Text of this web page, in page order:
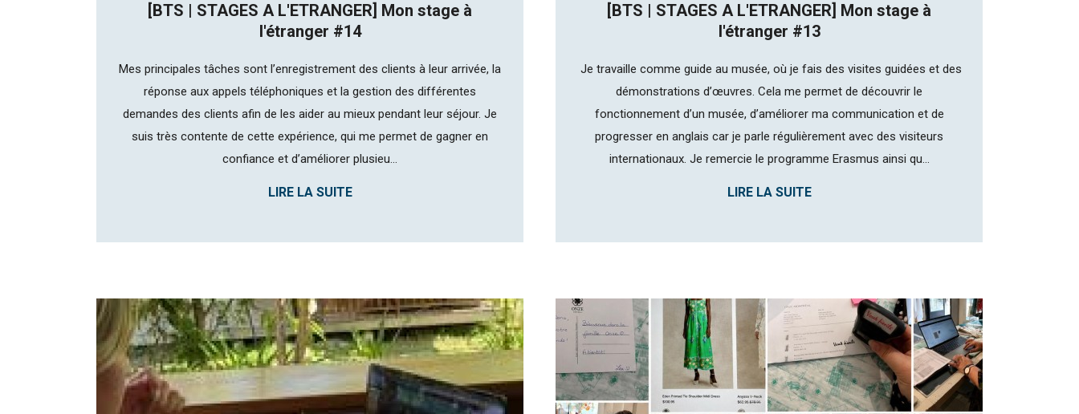
[BTS | STAGES A L'ETRANGER] Mon stage à
l'étranger #14
Mes principales tâches sont l’enregistrement des clients à leur arrivée, la
réponse aux appels téléphoniques et la gestion des différentes
demandes des clients afin de les aider au mieux pendant leur séjour. Je
suis très contente de cette expérience, qui me permet de gagner en
confiance et d’améliorer plusieu...
LIRE LA SUITE
[BTS | STAGES A L'ETRANGER] Mon stage à
l'étranger #13
Je travaille comme guide au musée, où je fais des visites guidées et des
démonstrations d’œuvres. Cela me permet de découvrir le
fonctionnement d’un musée, d’améliorer ma communication et de
progresser en anglais car je parle régulièrement avec des visiteurs
internationaux. Je remercie le programme Erasmus ainsi qu...
LIRE LA SUITE
Rechercher